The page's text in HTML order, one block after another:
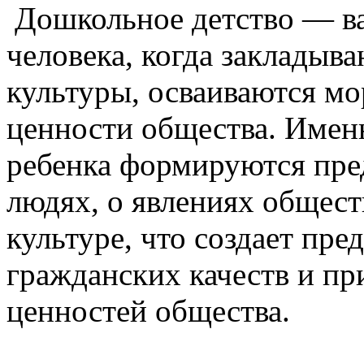
Дошкольное детство —
человека, когда
культуры, осваиваются
ценности общества.
ребенка формируются
людях, о явлениях
культуре, что создает
гражданских качеств и
ценностей общества.